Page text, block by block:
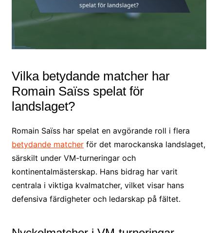
Vilka betydande matcher har
Romain Saïss spelat för
landslaget?
Romain Saïss har spelat en avgörande roll i flera
betydande matcherför det marockanska landslaget,
särskilt under VM-turneringar och
kontinentalmästerskap. Hans bidrag har varit
centrala i viktiga kvalmatcher, vilket visar hans
defensiva färdigheter och ledarskap på fältet.